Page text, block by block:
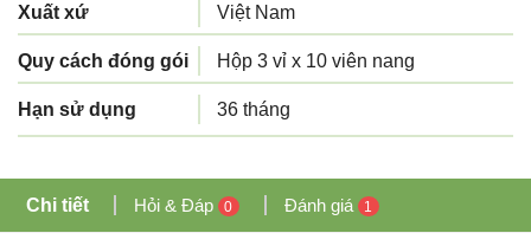
Xuất xứ Việt Nam
Quy cách đóng gói Hộp 3 vỉ x 10 viên nang
Hạn sử dụng 36 tháng
Chi tiết Hỏi & Đáp 0 Đánh giá 1